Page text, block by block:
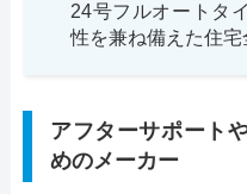
24号フルオートタ
性を兼ね備えた住宅
アフターサポート
めのメーカー